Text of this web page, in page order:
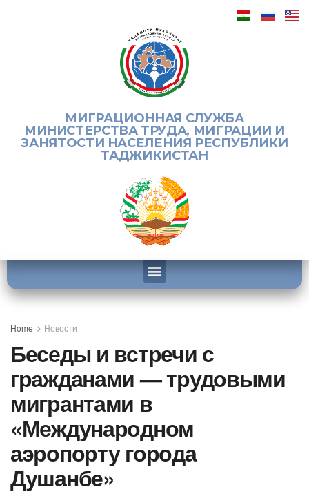
МИГРАЦИОННАЯ СЛУЖБА
МИНИСТЕРСТВА ТРУДА, МИГРАЦИИ И
ЗАНЯТОСТИ НАСЕЛЕНИЯ РЕСПУБЛИКИ
ТАДЖИКИСТАН
Home Новости
Беседы и встречи с
гражданами — трудовыми
мигрантами в
«Международном
аэропорту города
Душанбе»